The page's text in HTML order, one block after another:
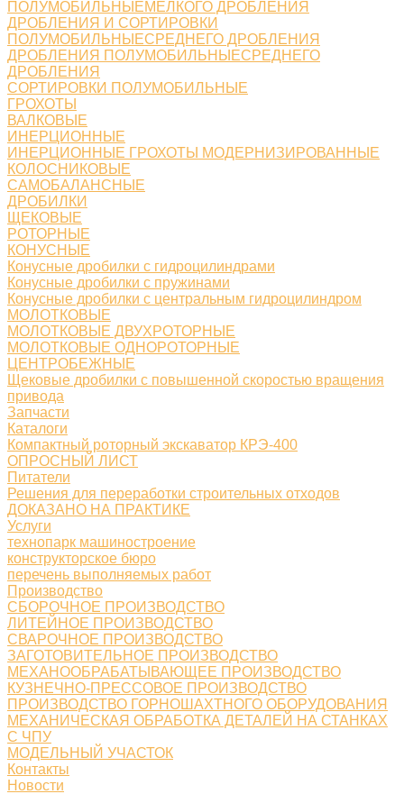
ПОЛУМОБИЛЬНЫЕМЕЛКОГО ДРОБЛЕНИЯ
ДРОБЛЕНИЯ И СОРТИРОВКИ
ПОЛУМОБИЛЬНЫЕСРЕДНЕГО ДРОБЛЕНИЯ
ДРОБЛЕНИЯ ПОЛУМОБИЛЬНЫЕСРЕДНЕГО
ДРОБЛЕНИЯ
СОРТИРОВКИ ПОЛУМОБИЛЬНЫЕ
ГРОХОТЫ
ВАЛКОВЫЕ
ИНЕРЦИОННЫЕ
ИНЕРЦИОННЫЕ ГРОХОТЫ МОДЕРНИЗИРОВАННЫЕ
КОЛОСНИКОВЫЕ
САМОБАЛАНСНЫЕ
ДРОБИЛКИ
ЩЕКОВЫЕ
РОТОРНЫЕ
КОНУСНЫЕ
Конусные дробилки с гидроцилиндрами
Конусные дробилки с пружинами
Конусные дробилки с центральным гидроцилиндром
МОЛОТКОВЫЕ
МОЛОТКОВЫЕ ДВУХРОТОРНЫЕ
МОЛОТКОВЫЕ ОДНОРОТОРНЫЕ
ЦЕНТРОБЕЖНЫЕ
Щековые дробилки с повышенной скоростью вращения
привода
Запчасти
Каталоги
Компактный роторный экскаватор КРЭ-400
ОПРОСНЫЙ ЛИСТ
Питатели
Решения для переработки строительных отходов
ДОКАЗАНО НА ПРАКТИКЕ
Услуги
технопарк машиностроение
конструкторское бюро
перечень выполняемых работ
Производство
СБОРОЧНОЕ ПРОИЗВОДСТВО
ЛИТЕЙНОЕ ПРОИЗВОДСТВО
СВАРОЧНОЕ ПРОИЗВОДСТВО
ЗАГОТОВИТЕЛЬНОЕ ПРОИЗВОДСТВО
МЕХАНООБРАБАТЫВАЮЩЕЕ ПРОИЗВОДСТВО
КУЗНЕЧНО-ПРЕССОВОЕ ПРОИЗВОДСТВО
ПРОИЗВОДСТВО ГОРНОШАХТНОГО ОБОРУДОВАНИЯ
МЕХАНИЧЕСКАЯ ОБРАБОТКА ДЕТАЛЕЙ НА СТАНКАХ
С ЧПУ
МОДЕЛЬНЫЙ УЧАСТОК
Контакты
Новости